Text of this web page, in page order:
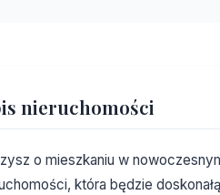
nieruchomości
o mieszkaniu w
która będzie